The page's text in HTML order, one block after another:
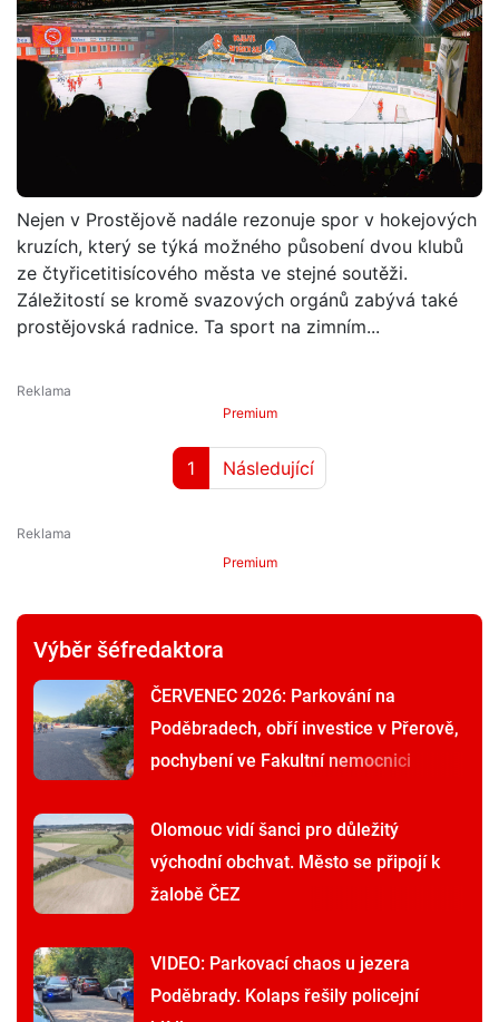
Nejen v Prostějově nadále rezonuje spor v hokejových
kruzích, který se týká možného působení dvou klubů
ze čtyřicetitisícového města ve stejné soutěži.
Záležitostí se kromě svazových orgánů zabývá také
prostějovská radnice. Ta sport na zimním...
Premium
1 Následující
Premium
Výběr šéfredaktora
ČERVENEC 2026: Parkování na
Poděbradech, obří investice v Přerově,
pochybení ve Fakultní nemocnici
Olomouc vidí šanci pro důležitý
východní obchvat. Město se připojí k
žalobě ČEZ
VIDEO: Parkovací chaos u jezera
Poděbrady. Kolaps řešily policejní